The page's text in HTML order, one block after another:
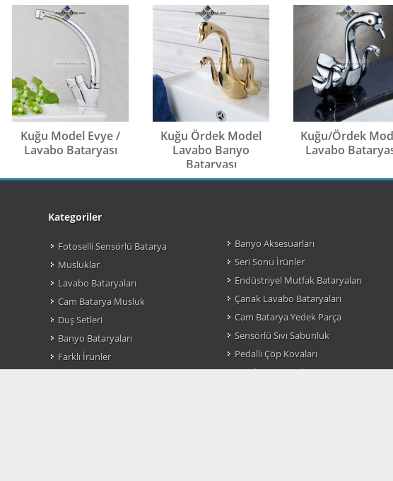
Kuğu Model Evye /
Lavabo Bataryası
Kuğu Ördek Model
Lavabo Banyo
Bataryası
Kuğu/Ördek
Lavabo
Kategoriler
Fotoselli Sensörlü Batarya
Musluklar
Lavabo Bataryaları
Cam Batarya Musluk
Duş Setleri
Banyo Bataryaları
Farklı Ìrünler
Banyo Aksesuarları
Seri Sonu Ìrünler
Endüstriyel Mutfak Bataryaları
Çanak Lavabo Bataryaları
Cam Batarya Yedek Parça
Sensörlü Sıvı Sabunluk
Pedallı Çöp Kovaları
Pratik Çöp Kovaları